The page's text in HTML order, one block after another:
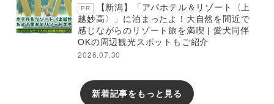
PR
【新潟】「アパホテル＆リゾート〈上
越妙高〉」に泊まったよ！大自然を間近で
感じながらのリゾート旅を満喫 | 愛犬同伴
OKの周辺観光スポットもご紹介
2026.07.30
新着記事をもっと見る